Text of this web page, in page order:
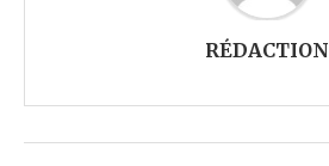
RÉDACTION